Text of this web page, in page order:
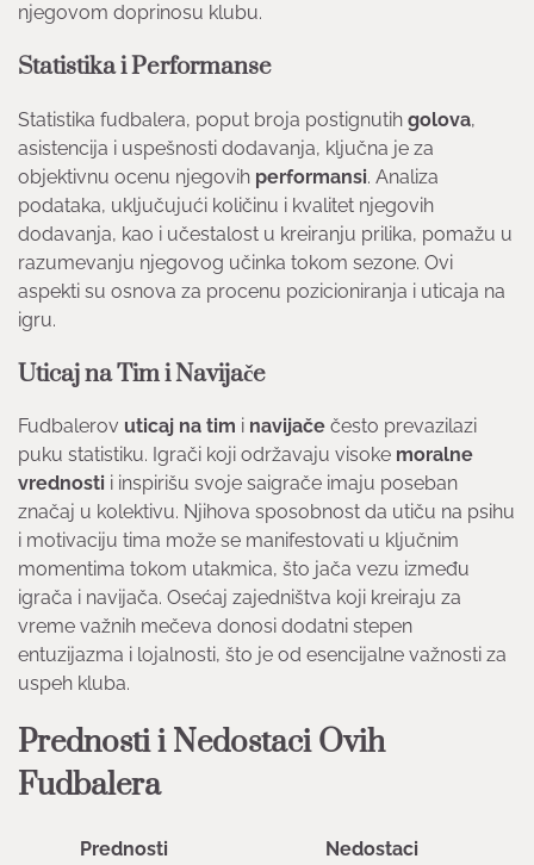
njegovom doprinosu klubu.
Statistika i Performanse
Statistika fudbalera, poput broja postignutih golova,
asistencija i uspešnosti dodavanja, ključna je za
objektivnu ocenu njegovih performansi. Analiza
podataka, uključujući količinu i kvalitet njegovih
dodavanja, kao i učestalost u kreiranju prilika, pomažu u
razumevanju njegovog učinka tokom sezone. Ovi
aspekti su osnova za procenu pozicioniranja i uticaja na
igru.
Uticaj na Tim i Navijače
Fudbalerov uticaj na tim i navijače često prevazilazi
puku statistiku. Igrači koji održavaju visoke moralne
vrednosti i inspirišu svoje saigrače imaju poseban
značaj u kolektivu. Njihova sposobnost da utiču na psihu
i motivaciju tima može se manifestovati u ključnim
momentima tokom utakmica, što jača vezu između
igrača i navijača. Osećaj zajedništva koji kreiraju za
vreme važnih mečeva donosi dodatni stepen
entuzijazma i lojalnosti, što je od esencijalne važnosti za
uspeh kluba.
Prednosti i Nedostaci Ovih
Fudbalera
Prednosti Nedostaci